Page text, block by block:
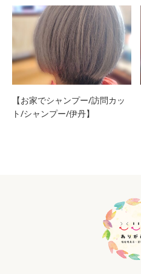
【お家でシャンプー/訪問カッ
ト/シャンプー/伊丹】